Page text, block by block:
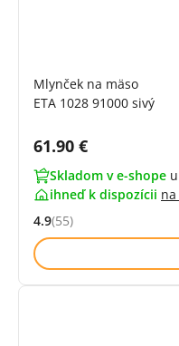
Mlynček na mäso
ETA 1028 91000 sivý
Cena s DPH:
61.90 €
Skladom v e-shope
ihneď k dispozícii na
Hodnocení: 4.9 z 5 (55
4.9(55)